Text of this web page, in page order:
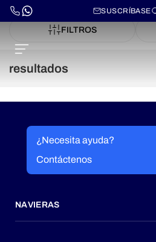
SUSCRÍBASE
FILTROS
resultados
¿Necesita ayuda?
Contáctenos
NAVIERAS